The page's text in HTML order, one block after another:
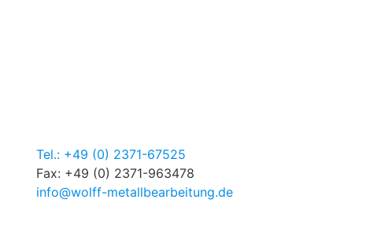
Tel.: +49 (0) 2371-67525
Fax: +49 (0) 2371-963478
info@wolff-metallbearbeitung.de